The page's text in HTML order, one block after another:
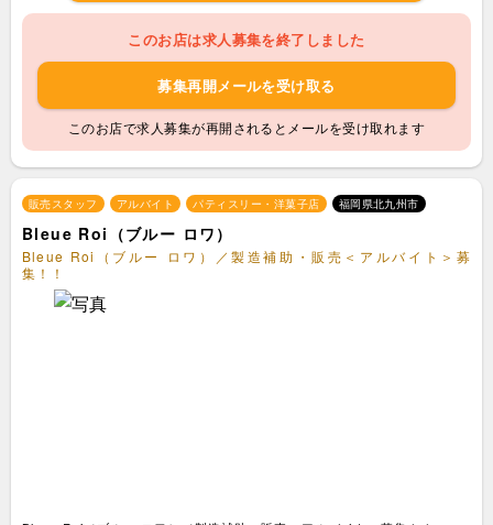
このお店は求人募集を終了しました
募集再開メールを受け取る
このお店で求人募集が再開されるとメールを受け取れます
販売スタッフ アルバイト パティスリー・洋菓子店 福岡県北九州市
Bleue Roi（ブルー ロワ）
Bleue Roi（ブルー ロワ）／製造補助・販売＜アルバイト＞募
集！！